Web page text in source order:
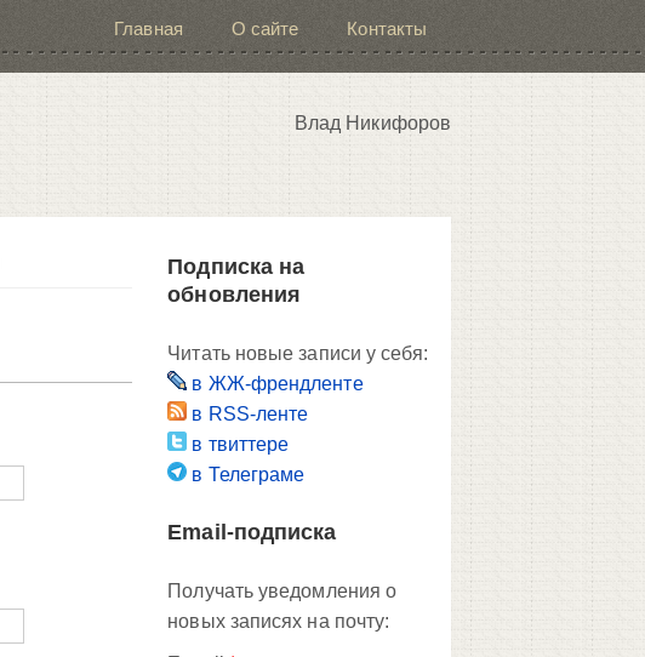
Главная О сайте Контакты
Влад Никифоров
Подписка на
обновления
Читать новые записи у себя:
в ЖЖ-френдленте
в RSS-ленте
в твиттере
в Телеграме
Email-подписка
Получать уведомления о
новых записях на почту: